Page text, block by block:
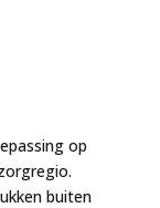
op
buiten